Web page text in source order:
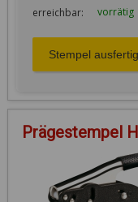
erreichbar: vorrätig
Prägestempel